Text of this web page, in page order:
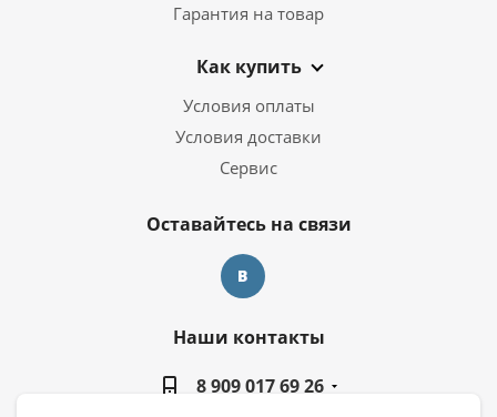
Гарантия на товар
Как купить
Условия оплаты
Условия доставки
Сервис
Оставайтесь на связи
Наши контакты
8 909 017 69 26